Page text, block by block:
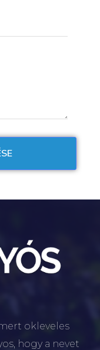
okleveles
hogy a nevet